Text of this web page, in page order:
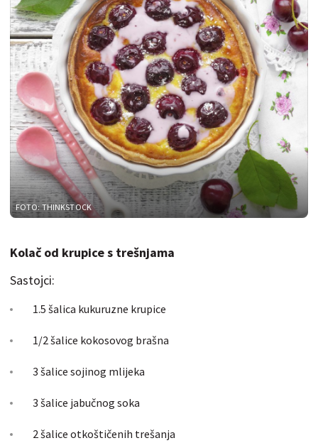
FOTO: THINKSTOCK
Kolač od krupice s trešnjama
Sastojci:
1.5 šalica kukuruzne krupice
1/2 šalice kokosovog brašna
3 šalice sojinog mlijeka
3 šalice jabučnog soka
2 šalice otkoštičenih trešanja